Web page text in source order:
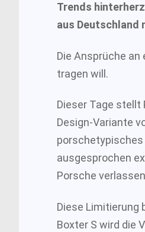
Trends
aus Deutschland
Die Ansprüche an
tragen will.
Dieser Tage stellt
Design-Variante
porschetypisches
ausgesprochen
Porsche
Diese Limitierung
Boxter S wird die